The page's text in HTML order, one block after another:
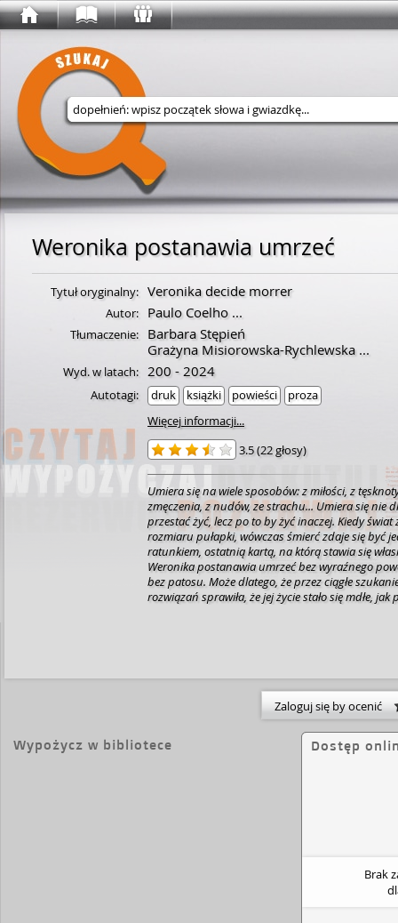
Wyszukaj w serwisie
Weronika postanawia umrzeć
Tytuł oryginalny: Veronika decide morrer
Autor: Paulo Coelho...
Tłumaczenie:
Barbara Stępień
Grażyna Misiorowska-Rychlewska...
Wyd. w latach: 200 - 2024
Autotagi: druk książki powieści
proza
Więcej informacji...
3.5(22 głosy)
Umiera się na wiele sposobów: z miłości, z
zmęczenia, z nudów, ze strachu... Umiera się nie
przestać żyć, lecz po to by żyć inaczej. Kiedy świat
rozmiaru pułapki, wówczas śmierć zdaje się być
ratunkiem, ostatnią kartą, na którą stawia się
Weronika postanawia umrzeć bez wyraźnego
bez patosu. Może dlatego, że przez ciągłe
rozwiązań sprawiła, że jej życie stało się mdłe, jak
Zaloguj się by ocenić
Wypożycz w bibliotece Dostęp
Brak